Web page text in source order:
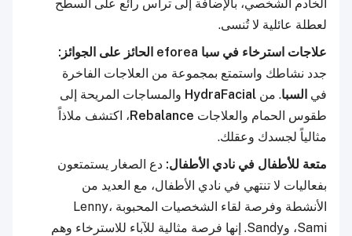
الخادم الشخصي، بالإضافة إلى تراس رائع على السطح
لعطلة عائلية لا تُنسى.
علاجات استرخاء في سبا eforea الحائز على الجوائز:
جدد نشاطك واستمتع بمجموعة من العلاجات الفاخرة
في السبا. من HydraFacial والمساجات المريحة إلى
طقوس الحمام والعلاجات Rebalance، اكتشف ملاذاً
مثالياً لجسدك وعقلك.
متعة للأطفال في نادي الأطفال: دع الصغار يستمتعون
بفعاليات لا تنتهي في نادي الأطفال، مع العديد من
الأنشطة وفرصة لقاء الشخصيات المحبوبة Lenny،
Sami، وSandy. إنها فرصة مثالية للآباء للاسترخاء وهم